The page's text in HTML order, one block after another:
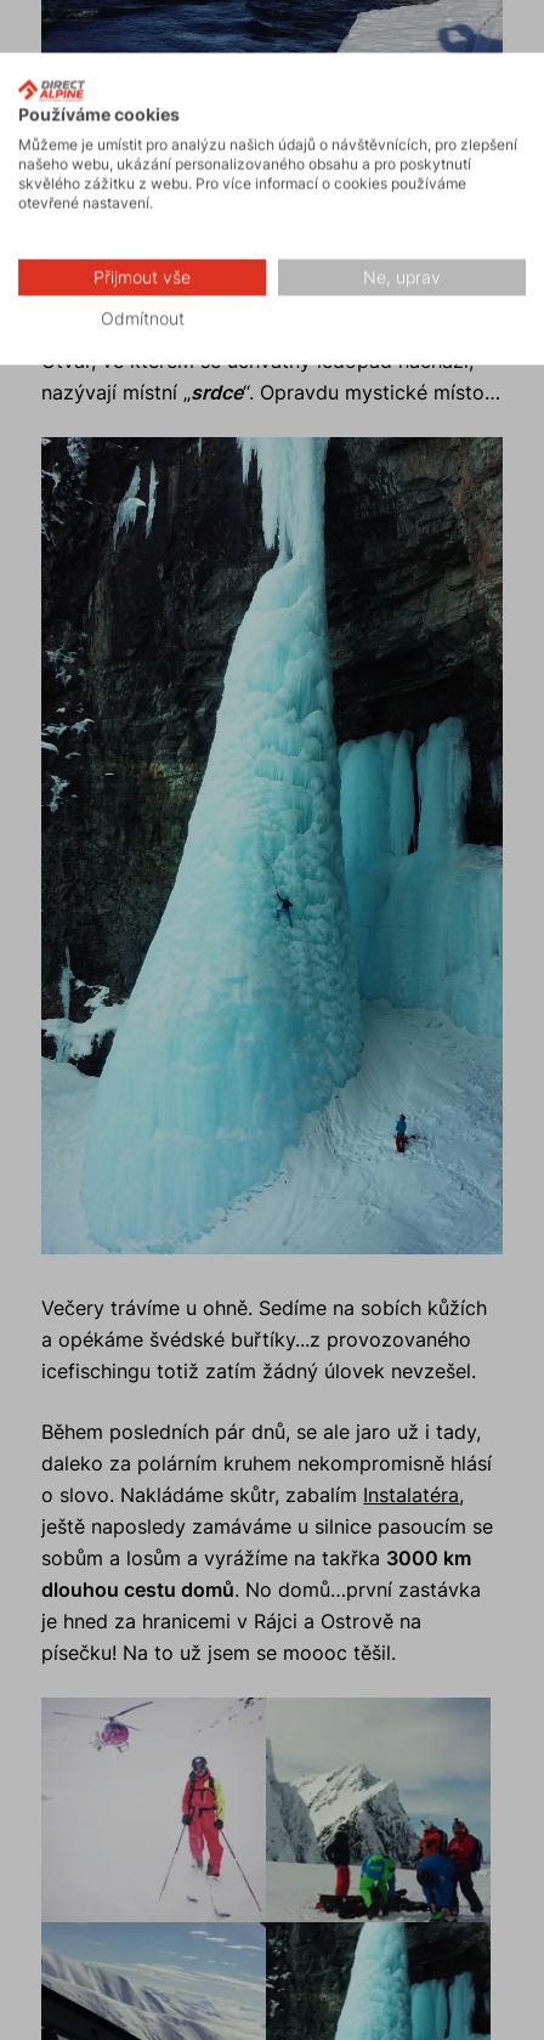
Ledy, to je ale moje disciplína!
Útvar, ve kterém se úchvatný ledopád nachází,
nazývají místní „srdce“. Opravdu mystické místo…
Večery trávíme u ohně. Sedíme na sobích kůžích
a opékáme švédské buřtíky...z provozovaného
icefischingu totiž zatím žádný úlovek nevzešel.
Během posledních pár dnů, se ale jaro už i tady,
daleko za polárním kruhem nekompromisně hlásí
o slovo. Nakládáme skůtr, zabalím Instalatéra,
ještě naposledy zamáváme u silnice pasoucím se
sobům a losům a vyrážíme na takřka 3000 km
dlouhou cestu domů. No domů…první zastávka
je hned za hranicemi v Rájci a Ostrově na
písečku! Na to už jsem se moooc těšil.
Používáme cookies
Můžeme je umístit pro analýzu našich údajů o návštěvnících, pro zlepšení
našeho webu, ukázání personalizovaného obsahu a pro poskytnutí
skvělého zážitku z webu. Pro více informací o cookies používáme
otevřené nastavení.
Přijmout vše Ne, uprav
Odmítnout